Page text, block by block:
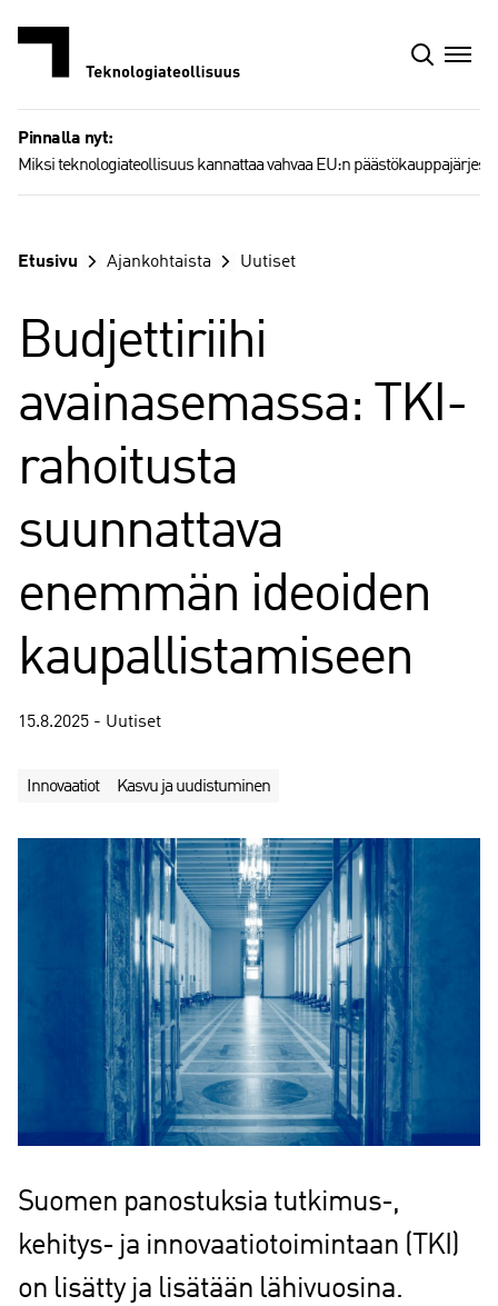
Pinnalla nyt:
Miksi teknologiateollisuus kannattaa vahvaa EU:n
Etusivu Ajankohtaista Uutiset
Budjettiriihi
avainasemassa: TKI-
rahoitusta
suunnattava
enemmän ideoiden
kaupallistamiseen
15.8.2025 - Uutiset
Innovaatiot Kasvu ja uudistuminen
Suomen panostuksia tutkimus-,
kehitys- ja innovaatiotoimintaan (TKI)
on lisätty ja lisätään lähivuosina.